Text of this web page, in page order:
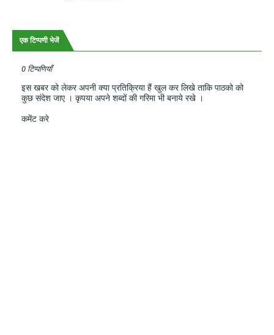
एक टिप्पणी भेजें
0 टिप्पणियाँ
इस खबर को लेकर अपनी क्या प्रतिक्रिया हैं खुल कर लिखे ताकि पाठको को
कुछ संदेश जाए । कृपया अपने शब्दों की गरिमा भी बनाये रखे ।
कमेंट करे